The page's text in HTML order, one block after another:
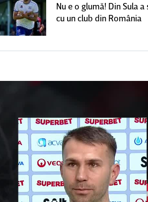
Nu e o glumă! Din Sula
cu un club din România